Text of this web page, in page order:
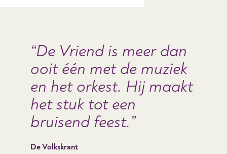
De Vriend is meer dan
ooit één met de muziek
en het orkest. Hij maakt
het stuk tot een
bruisend feest.
De Volkskrant